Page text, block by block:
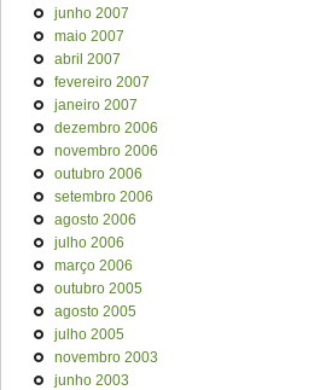
junho 2007
maio 2007
abril 2007
fevereiro 2007
janeiro 2007
dezembro 2006
novembro 2006
outubro 2006
setembro 2006
agosto 2006
julho 2006
março 2006
outubro 2005
agosto 2005
julho 2005
novembro 2003
junho 2003